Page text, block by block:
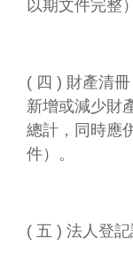
以期文件完整
( 四 ) 財產清
新增或減少財
總計，同時應
件）。
( 五 ) 法人登記